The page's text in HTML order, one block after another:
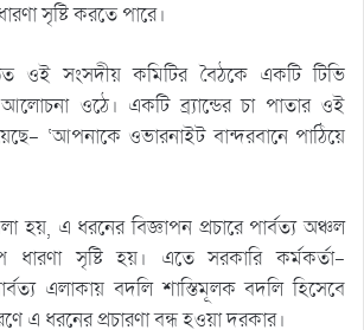
সৃষ্টি করতে পারে।
ওই সংসদীয় কমিটির বৈঠকে একটি টিভি
আলোচনা ওঠে। একটি ব্র্যান্ডের চা পাতার ওই
‘আপনাকে ওভারনাইট বান্দরবানে পাঠিয়ে
হয়, এ ধরনের বিজ্ঞাপন প্রচারে পার্বত্য অঞ্চল
ধারণা সৃষ্টি হয়। এতে সরকারি কর্মকর্তা-
এলাকায় বদলি শাস্তিমূলক বদলি হিসেবে
এ ধরনের প্রচারণা বন্ধ হওয়া দরকার।